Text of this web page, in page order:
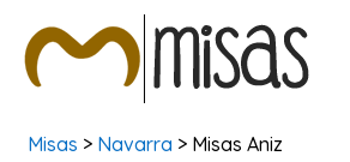
BUSCAR MISAS
Misas > Navarra > Misas Aniz